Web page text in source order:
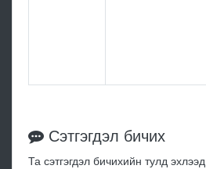
Сэтгэгдэл бичих
Та сэтгэгдэл бичихийн тулд эхлээд